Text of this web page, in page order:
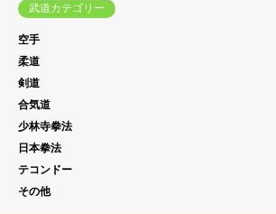
武道カテゴリー
空手
柔道
剣道
合気道
少林寺拳法
日本拳法
テコンドー
その他